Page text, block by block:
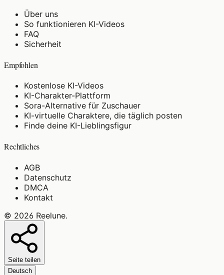
Über uns
So funktionieren KI-Videos
FAQ
Sicherheit
Empfohlen
Kostenlose KI-Videos
KI-Charakter-Plattform
Sora-Alternative für Zuschauer
KI-virtuelle Charaktere, die täglich posten
Finde deine KI-Lieblingsfigur
Rechtliches
AGB
Datenschutz
DMCA
Kontakt
© 2026 Reelune.
Seite teilen
Deutsch